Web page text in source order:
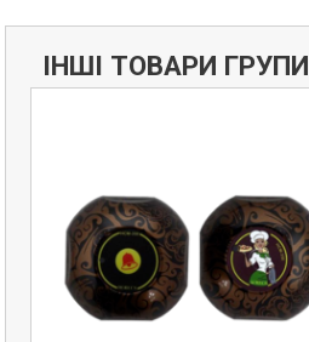
ІНШІ ТОВАРИ ГРУПИ